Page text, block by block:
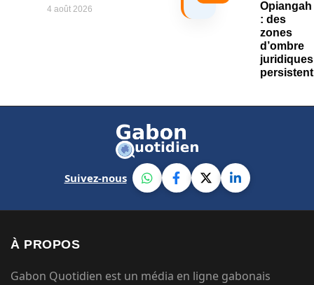
4 août 2026
Suivez-nous
À PROPOS
Gabon Quotidien est un média en ligne gabonais